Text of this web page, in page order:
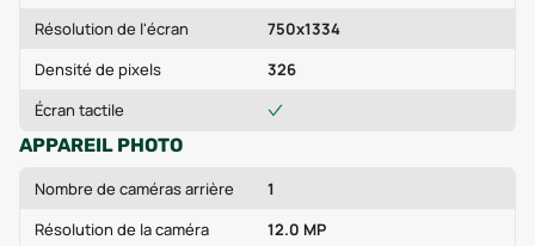
Résolution de l'écran
750x1334
Densité de pixels
326
Écran tactile
APPAREIL PHOTO
Nombre de caméras arrière
1
Résolution de la caméra
12.0 MP